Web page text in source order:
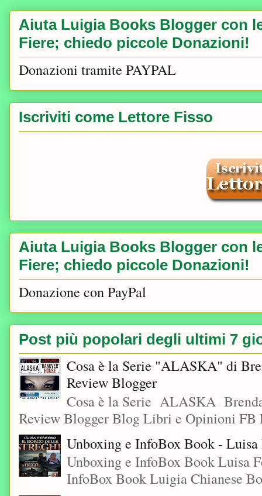
Aiuta Luigia Books Blogger con
Fiere; chiedo piccole Donazioni!
Donazioni tramite PAYPAL
Iscriviti come Lettore Fisso
Aiuta Luigia Books Blogger con
Fiere; chiedo piccole Donazioni!
Donazione con PayPal
Post più popolari degli ultimi 7
Cosa è la Serie "ALASKA" di
Review Blogger
Cosa è la Serie ALASKA
Review Blogger Blog Libri e Opinioni
Unboxing e InfoBox Book -
Unboxing e InfoBox Book Luisa
InfoBox Book Luigia Chianese